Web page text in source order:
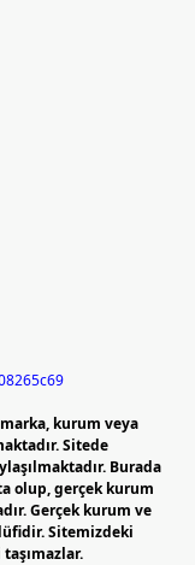
kurum veya
Sitede
Burada
olup, gerçek kurum
Gerçek kurum ve
Sitemizdeki